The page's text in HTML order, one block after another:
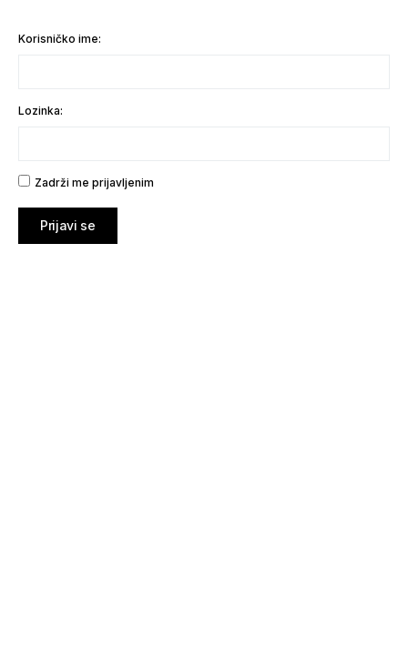
Korisničko ime:
Lozinka:
Zadrži me prijavljenim
Prijavi se